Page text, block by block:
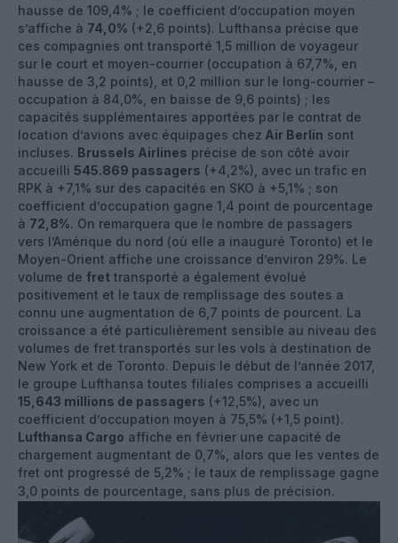
hausse de 109,4% ; le coefficient d’occupation moyen
s’affiche à 74,0% (+2,6 points). Lufthansa précise que
ces compagnies ont transporté 1,5 million de voyageur
sur le court et moyen-courrier (occupation à 67,7%, en
hausse de 3,2 points), et 0,2 million sur le long-courrier –
occupation à 84,0%, en baisse de 9,6 points) ; les
capacités supplémentaires apportées par le contrat de
location d’avions avec équipages chez Air Berlin sont
incluses. Brussels Airlines précise de son côté avoir
accueilli 545.869 passagers (+4,2%), avec un trafic en
RPK à +7,1% sur des capacités en SKO à +5,1% ; son
coefficient d’occupation gagne 1,4 point de pourcentage
à 72,8%. On remarquera que le nombre de passagers
vers l’Amérique du nord (où elle a inauguré Toronto) et le
Moyen-Orient affiche une croissance d’environ 29%. Le
volume de fret transporté a également évolué
positivement et le taux de remplissage des soutes a
connu une augmentation de 6,7 points de pourcent. La
croissance a été particulièrement sensible au niveau des
volumes de fret transportés sur les vols à destination de
New York et de Toronto. Depuis le début de l’année 2017,
le groupe Lufthansa toutes filiales comprises a accueilli
15,643 millions de passagers (+12,5%), avec un
coefficient d’occupation moyen à 75,5% (+1,5 point).
Lufthansa Cargo affiche en février une capacité de
chargement augmentant de 0,7%, alors que les ventes de
fret ont progressé de 5,2% ; le taux de remplissage gagne
3,0 points de pourcentage, sans plus de précision.